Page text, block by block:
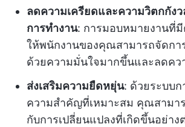
ลดความเครียดและความวิตกกัง
การทำงาน: การมอบหมายงานที่
ให้พนักงานของคุณสามารถจัดกา
ด้วยความมั่นใจมากขึ้นและลดค
ส่งเสริมความยืดหยุ่น: ด้วยระบบ
ความสำคัญที่เหมาะสม คุณสามา
กับการเปลี่ยนแปลงที่เกิดขึ้นอย่าง